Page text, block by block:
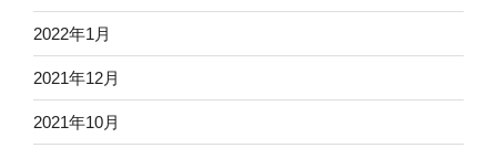
2022年1月
2021年12月
2021年10月